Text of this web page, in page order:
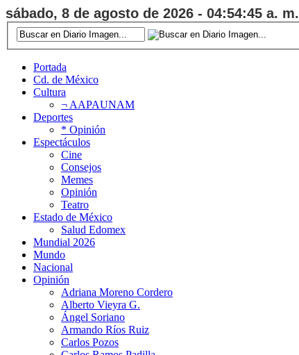
sábado, 8 de agosto de 2026 - 04:54:46 a. m.
Portada
Cd. de México
Cultura
¬ AAPAUNAM
Deportes
* Opinión
Espectáculos
Cine
Consejos
Memes
Opinión
Teatro
Estado de México
Salud Edomex
Mundial 2026
Mundo
Nacional
Opinión
Adriana Moreno Cordero
Alberto Vieyra G.
Ángel Soriano
Armando Ríos Ruiz
Carlos Pozos